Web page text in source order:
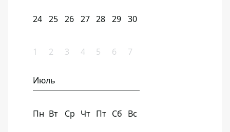
24 25 26 27 28 29 30
1 2 3 4 5 6 7
Июль
Пн Вт Ср Чт Пт Сб Вс